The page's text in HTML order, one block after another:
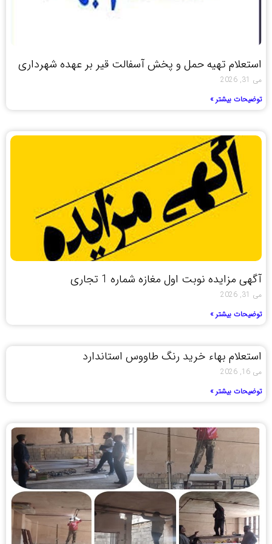
استعلام تهیه حمل و پخش آسفالت قیر بر عهده شهرداری
می 31, 2026
توضیحات بیشتر »
آگهی مزایده نوبت اول مغازه شماره 1 تجاری
می 31, 2026
توضیحات بیشتر »
استعلام بهاء خرید رنگ طاووس استاندارد
می 16, 2026
توضیحات بیشتر »